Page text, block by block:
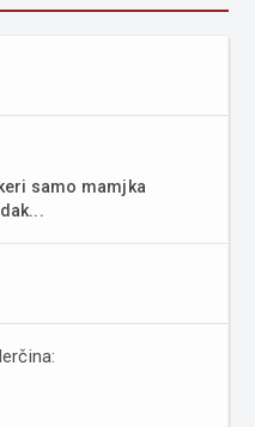
samo mamjka